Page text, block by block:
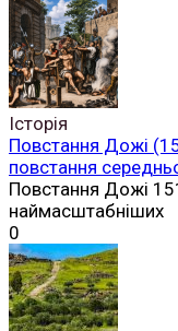
Історія
Повстання Дожі
повстання
Повстання Дожі
наймасштабніших
0